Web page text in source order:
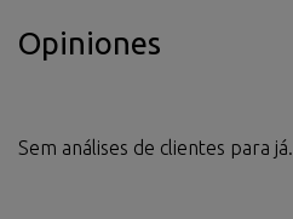
Opiniones
Sem análises de clientes para já.